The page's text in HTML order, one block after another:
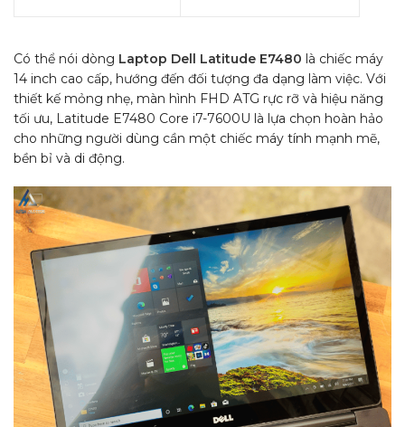
Có thể nói dòng Laptop Dell Latitude E7480 là chiếc máy
14 inch cao cấp, hướng đến đối tượng đa dạng làm việc. Với
thiết kế mỏng nhẹ, màn hình FHD ATG rực rỡ và hiệu năng
tối ưu, Latitude E7480 Core i7-7600U là lựa chọn hoàn hảo
cho những người dùng cần một chiếc máy tính mạnh mẽ,
bền bỉ và di động.